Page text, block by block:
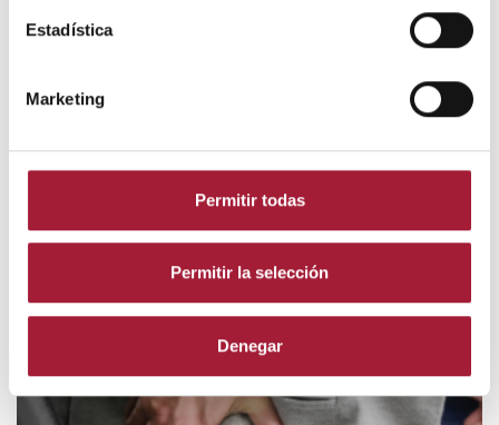
Estadística
Marketing
Permitir todas
Permitir la selección
Denegar
A veces pueden llegar a ser muy limitantes y esto tiene un
impacto en la calidad de vida de quienes los sufren. Poder
prevenir que se repitan.